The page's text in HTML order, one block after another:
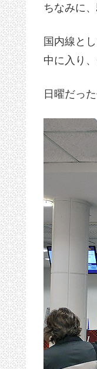
ちなみに
国内線と
中に入り
日曜だっ